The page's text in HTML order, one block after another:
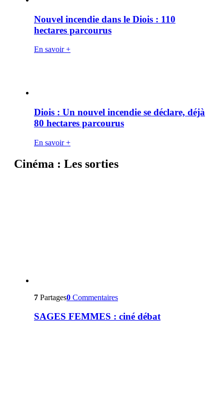
Nouvel incendie dans le Diois : 110
hectares parcourus
En savoir +
Diois : Un nouvel incendie se déclare, déjà
80 hectares parcourus
En savoir +
Cinéma : Les sorties
7 Partages0 Commentaires
SAGES FEMMES : ciné débat